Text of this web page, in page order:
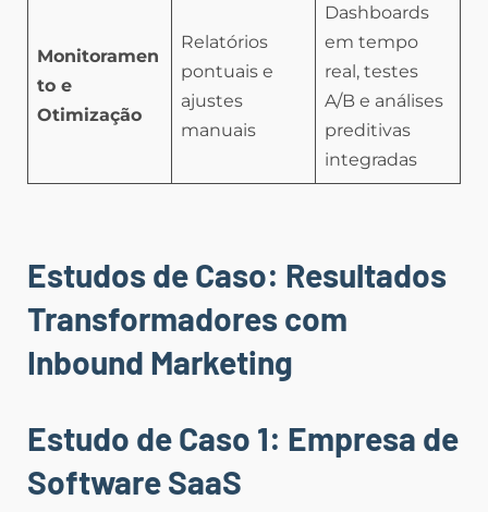
Monitoramen
to e
Otimização
Relatórios
pontuais e
ajustes
manuais
Dashboards
em tempo
real, testes
A/B e análises
preditivas
integradas
Estudos de Caso: Resultados
Transformadores com
Inbound Marketing
Estudo de Caso 1: Empresa de
Software SaaS